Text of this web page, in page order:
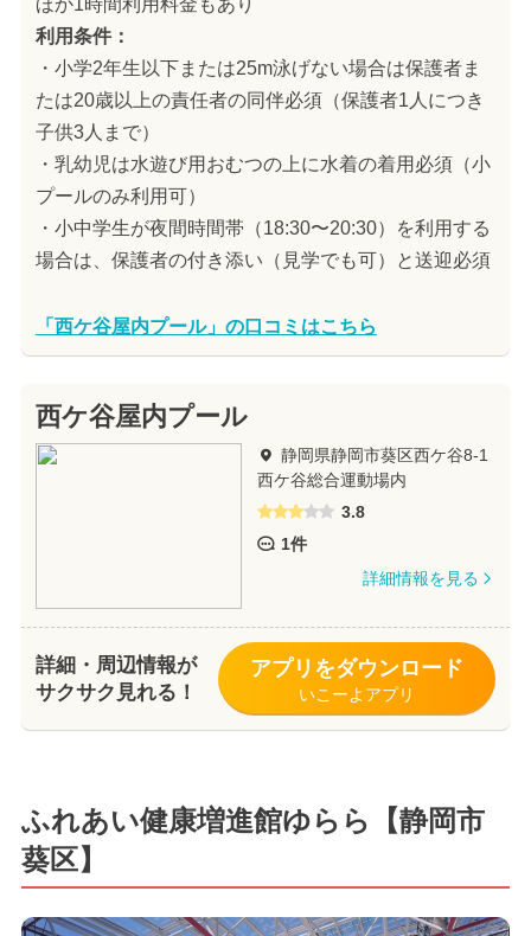
利用条件：
・小学2年生以下または25m泳げない場合は保護者ま
たは20歳以上の責任者の同伴必須（保護者1人につき
子供3人まで）
・乳幼児は水遊び用おむつの上に水着の着用必須（小
プールのみ利用可）
・小中学生が夜間時間帯（18:30〜20:30）を利用する
場合は、保護者の付き添い（見学でも可）と送迎必須
「西ケ谷屋内プール」の口コミはこちら
西ケ谷屋内プール
静岡県静岡市葵区西ケ谷8-1
西ケ谷総合運動場内
3.8
1件
詳細情報を見る
詳細・周辺情報が
サクサク見れる！
アプリをダウンロード
いこーよアプリ
ふれあい健康増進館ゆらら【静岡市
葵区】